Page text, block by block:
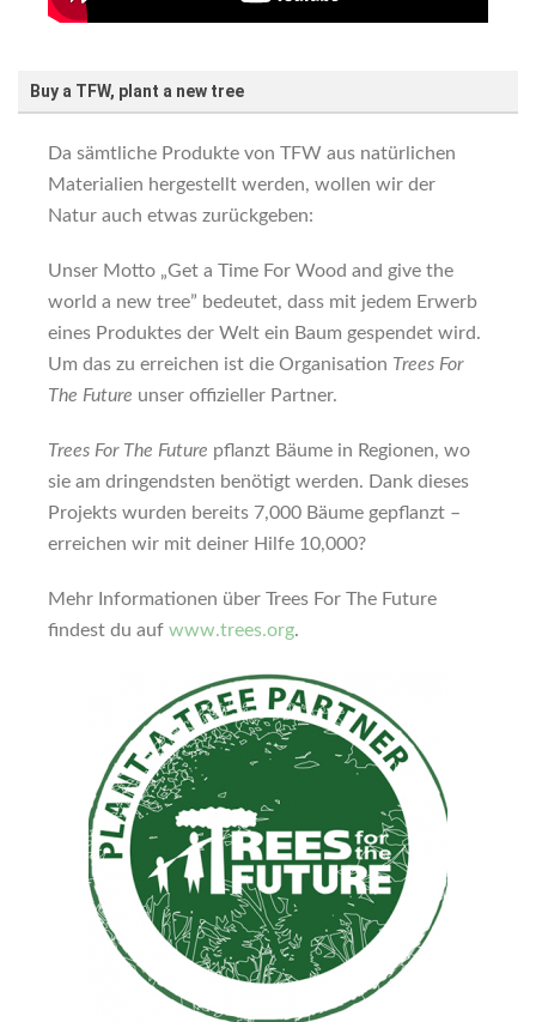
Buy a TFW, plant a new tree
Da sämtliche Produkte von TFW aus natürlichen
Materialien hergestellt werden, wollen wir der
Natur auch etwas zurückgeben:
Unser Motto „Get a Time For Wood and give the
world a new tree” bedeutet, dass mit jedem Erwerb
eines Produktes der Welt ein Baum gespendet wird.
Um das zu erreichen ist die Organisation Trees For
The Future unser offizieller Partner.
Trees For The Future pflanzt Bäume in Regionen, wo
sie am dringendsten benötigt werden. Dank dieses
Projekts wurden bereits 7,000 Bäume gepflanzt –
erreichen wir mit deiner Hilfe 10,000?
Mehr Informationen über Trees For The Future
findest du auf www.trees.org.